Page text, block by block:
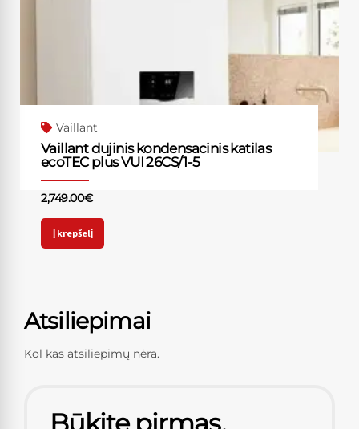
Vaillant
Vaillant dujinis kondensacinis katilas
ecoTEC plus VUI 26CS/1-5
2,749.00€
Į krepšelį
Atsiliepimai
Kol kas atsiliepimų nėra.